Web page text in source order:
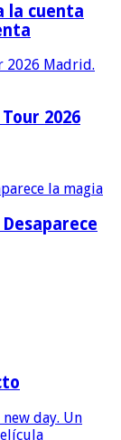
la cuenta
2026
Desaparece